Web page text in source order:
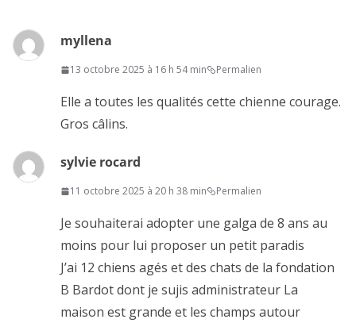
myllena
13 octobre 2025 à 16 h 54 min Permalien
Elle a toutes les qualités cette chienne courage.
Gros câlins.
sylvie rocard
11 octobre 2025 à 20 h 38 min Permalien
Je souhaiterai adopter une galga de 8 ans au
moins pour lui proposer un petit paradis
J’ai 12 chiens agés et des chats de la fondation
B Bardot dont je sujis administrateur La
maison est grande et les champs autour